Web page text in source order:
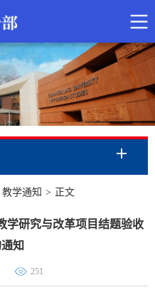
教学通知 > 正文
学研究与改革项目结题验收
知
251